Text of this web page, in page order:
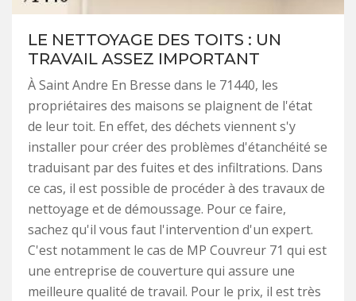
LE NETTOYAGE DES TOITS : UN
TRAVAIL ASSEZ IMPORTANT
À Saint Andre En Bresse dans le 71440, les
propriétaires des maisons se plaignent de l'état
de leur toit. En effet, des déchets viennent s'y
installer pour créer des problèmes d'étanchéité se
traduisant par des fuites et des infiltrations. Dans
ce cas, il est possible de procéder à des travaux de
nettoyage et de démoussage. Pour ce faire,
sachez qu'il vous faut l'intervention d'un expert.
C'est notamment le cas de MP Couvreur 71 qui est
une entreprise de couverture qui assure une
meilleure qualité de travail. Pour le prix, il est très